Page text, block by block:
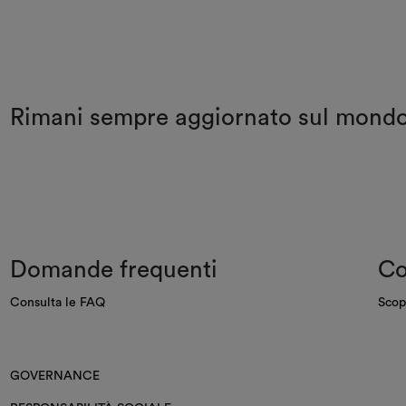
Rimani sempre aggiornato sul
Domande frequenti
Consulta le FAQ
GOVERNANCE